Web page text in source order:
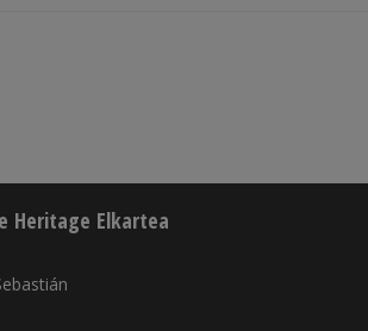
Heritage Elkartea